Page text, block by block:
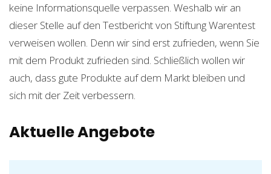
keine Informationsquelle verpassen. Weshalb wir an
dieser Stelle auf den Testbericht von Stiftung Warentest
verweisen wollen. Denn wir sind erst zufrieden, wenn Sie
mit dem Produkt zufrieden sind. Schließlich wollen wir
auch, dass gute Produkte auf dem Markt bleiben und
sich mit der Zeit verbessern.
Aktuelle Angebote